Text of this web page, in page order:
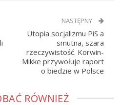
NASTĘPNY
Utopia socjalizmu PiS a
smutna, szara
rzeczywistość. Korwin-
Mikke przywołuje raport
o biedzie w Polsce
RÓWNIEŻ